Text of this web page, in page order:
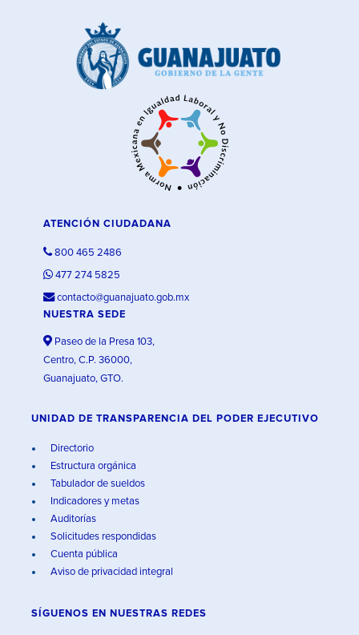
ATENCIÓN CIUDADANA
800 465 2486
477 274 5825
contacto@guanajuato.gob.mx
NUESTRA SEDE
Paseo de la Presa 103,
Centro, C.P. 36000,
Guanajuato, GTO.
UNIDAD DE TRANSPARENCIA DEL PODER EJECUTIVO
Directorio
Estructura orgánica
Tabulador de sueldos
Indicadores y metas
Auditorías
Solicitudes respondidas
Cuenta pública
Aviso de privacidad integral
SÍGUENOS EN NUESTRAS REDES